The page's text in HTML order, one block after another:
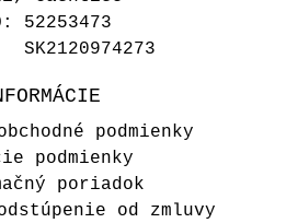
52253473
SK2120974273
podmienky
podmienky
poriadok
od zmluvy